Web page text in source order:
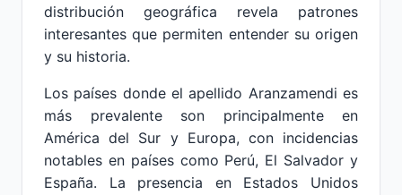
distribución geográfica revela patrones
interesantes que permiten entender su origen
y su historia.
Los países donde el apellido Aranzamendi es
más prevalente son principalmente en
América del Sur y Europa, con incidencias
notables en países como Perú, El Salvador y
España. La presencia en Estados Unidos